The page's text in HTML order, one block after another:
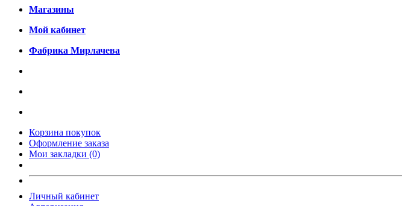
Магазины
Мой кабинет
Фабрика Мирлачева
Корзина покупок
Оформление заказа
Мои закладки (0)
Личный кабинет